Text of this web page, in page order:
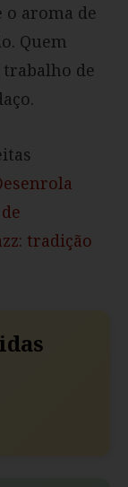
o aroma de
Quem
trabalho de
tradição